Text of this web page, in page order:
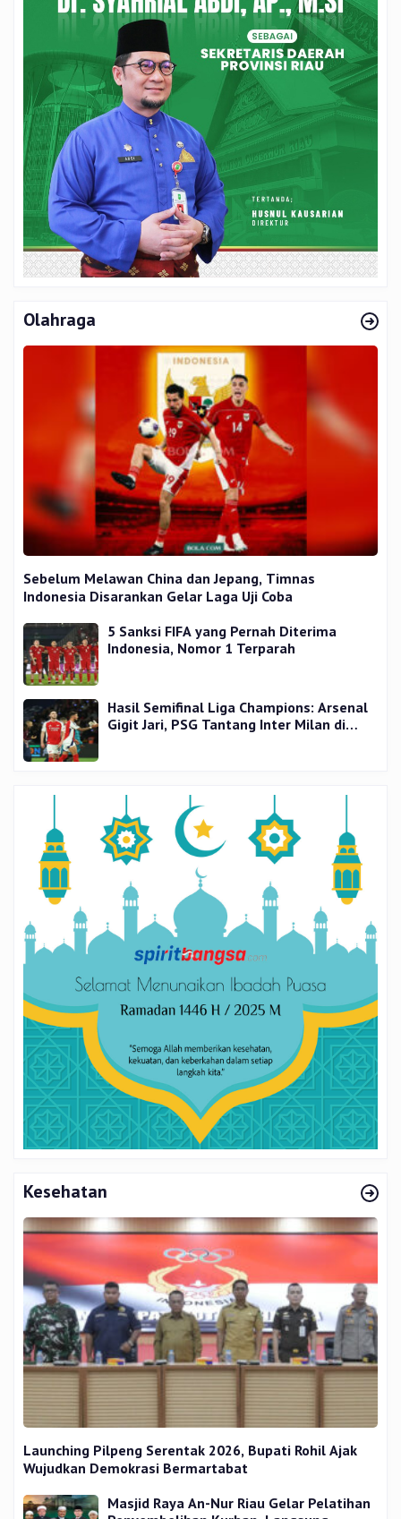
Olahraga
Sebelum Melawan China dan Jepang, Timnas
Indonesia Disarankan Gelar Laga Uji Coba
5 Sanksi FIFA yang Pernah Diterima
Indonesia, Nomor 1 Terparah
Hasil Semifinal Liga Champions: Arsenal
Gigit Jari, PSG Tantang Inter Milan di
Kesehatan
Launching Pilpeng Serentak 2026, Bupati Rohil Ajak
Wujudkan Demokrasi Bermartabat
Masjid Raya An-Nur Riau Gelar Pelatihan